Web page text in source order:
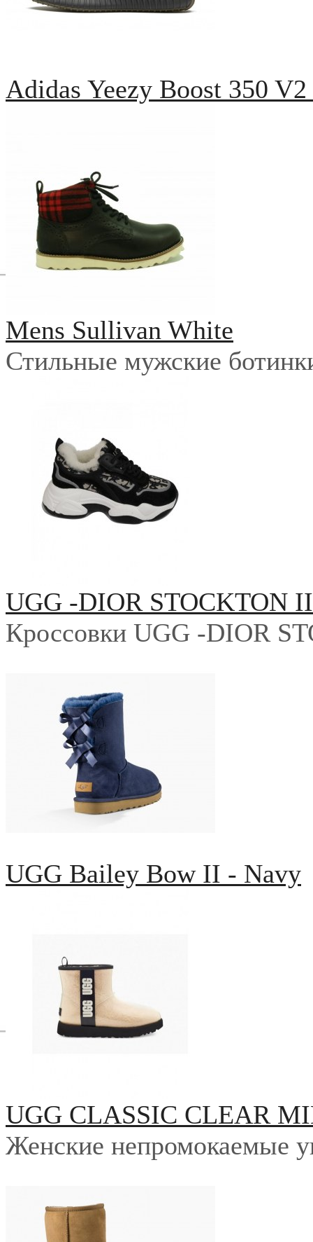
Adidas Yeezy Boost 350
Mens Sullivan White
Стильные мужские
UGG -DIOR STOCKTON
Кроссовки UGG -DIOR
UGG Bailey Bow II - Navy
UGG CLASSIC CLEAR
Женские непромокаемые